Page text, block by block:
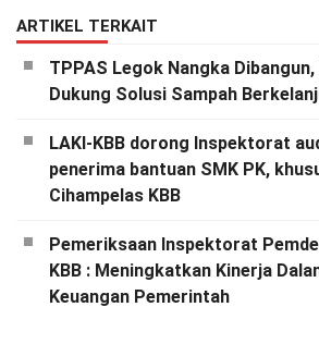
ARTIKEL TERKAIT
TPPAS Legok Nangka
Dukung Solusi Sampah
LAKI-KBB dorong Inspektorat
penerima bantuan SMK PK,
Cihampelas KBB
Pemeriksaan Inspektorat
KBB : Meningkatkan Kinerja
Keuangan Pemerintah